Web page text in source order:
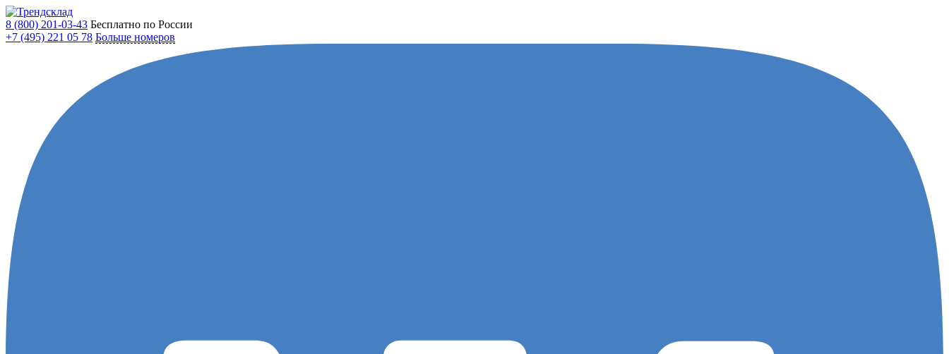
8 (800) 201-03-43 Бесплатно по России
+7 (495) 221 05 78 Больше номеров